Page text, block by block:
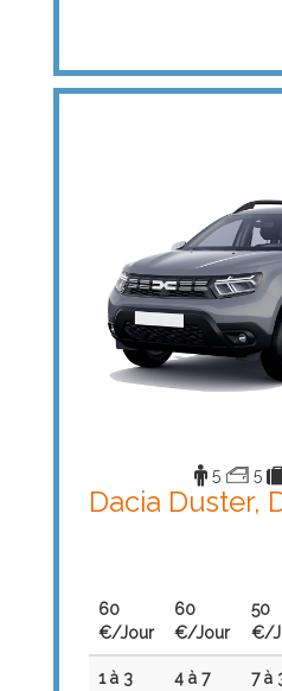
5 5
Dacia Duster,
60
€/Jour
60
€/Jour
50
€/
1 à 3
4 à 7
7 à